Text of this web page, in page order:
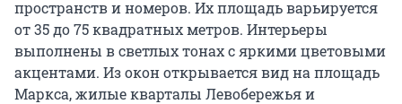
пространств и номеров. Их площадь варьируется
от 35 до 75 квадратных метров. Интерьеры
выполнены в светлых тонах с яркими цветовыми
акцентами. Из окон открывается вид на площадь
Маркса, жилые кварталы Левобережья и